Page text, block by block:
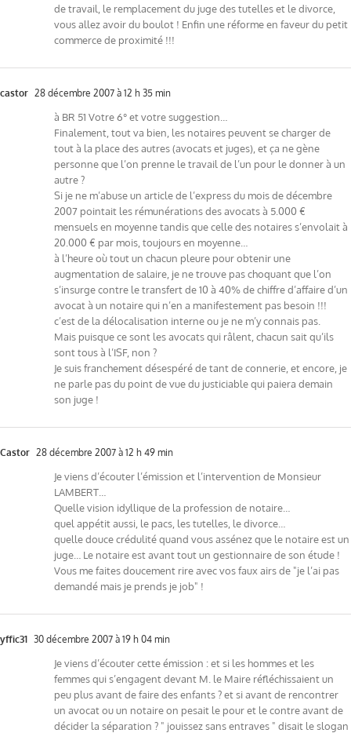
de travail, le remplacement du juge des tutelles et le divorce,
vous allez avoir du boulot ! Enfin une réforme en faveur du petit
commerce de proximité !!!
castor 28 décembre 2007 à 12 h 35 min
à BR 51 Votre 6° et votre suggestion…
Finalement, tout va bien, les notaires peuvent se charger de
tout à la place des autres (avocats et juges), et ça ne gène
personne que l’on prenne le travail de l’un pour le donner à un
autre ?
Si je ne m’abuse un article de l’express du mois de décembre
2007 pointait les rémunérations des avocats à 5.000 €
mensuels en moyenne tandis que celle des notaires s’envolait à
20.000 € par mois, toujours en moyenne…
à l’heure où tout un chacun pleure pour obtenir une
augmentation de salaire, je ne trouve pas choquant que l’on
s’insurge contre le transfert de 10 à 40% de chiffre d’affaire d’un
avocat à un notaire qui n’en a manifestement pas besoin !!!
c’est de la délocalisation interne ou je ne m’y connais pas.
Mais puisque ce sont les avocats qui râlent, chacun sait qu’ils
sont tous à l’ISF, non ?
Je suis franchement désespéré de tant de connerie, et encore, je
ne parle pas du point de vue du justiciable qui paiera demain
son juge !
Castor 28 décembre 2007 à 12 h 49 min
Je viens d’écouter l’émission et l’intervention de Monsieur
LAMBERT…
Quelle vision idyllique de la profession de notaire…
quel appétit aussi, le pacs, les tutelles, le divorce…
quelle douce crédulité quand vous assénez que le notaire est un
juge… Le notaire est avant tout un gestionnaire de son étude !
Vous me faites doucement rire avec vos faux airs de "je l’ai pas
demandé mais je prends je job" !
yffic31 30 décembre 2007 à 19 h 04 min
Je viens d’écouter cette émission : et si les hommes et les
femmes qui s’engagent devant M. le Maire réfléchissaient un
peu plus avant de faire des enfants ? et si avant de rencontrer
un avocat ou un notaire on pesait le pour et le contre avant de
décider la séparation ? " jouissez sans entraves " disait le slogan